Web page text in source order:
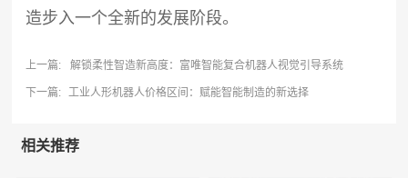
造步入一个全新的发展阶段。
上一篇: 解锁柔性智造新高度：富唯智能复合机器人视觉引导系统
下一篇: 工业人形机器人价格区间：赋能智能制造的新选择
相关推荐